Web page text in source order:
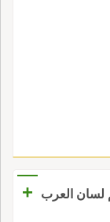
لسان العرب +